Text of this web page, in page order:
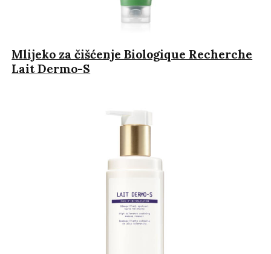
Mlijeko za čišćenje Biologique Recherche
Lait Dermo-S